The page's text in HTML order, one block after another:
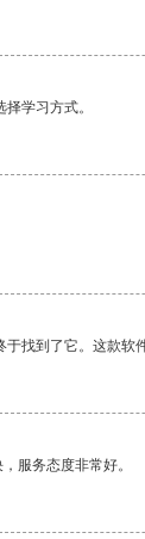
学习方式。
找到了它。这款
服务态度非常好。